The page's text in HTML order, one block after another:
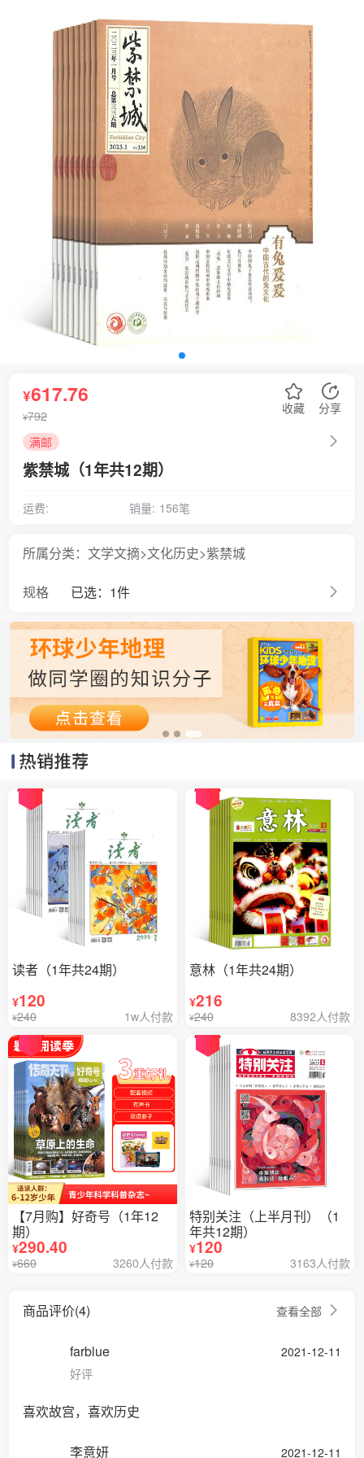
¥617.76
¥792 收藏 分享
满邮
紫禁城（1年共12期）
运费: 销量: 156笔
所属分类：文学文摘>文化历史>紫禁城
规格 已选：1件
读者（1年共24期）
¥120
¥240 1w人付款
意林（1年共24期）
¥216
¥240 8392人付款
【7月购】好奇号（1年12
期）
¥290.40
¥660 3260人付款
特别关注（上半月刊）（1
年共12期）
¥120
¥120 3163人付款
商品评价(4) 查看全部
farblue
好评
2021-12-11
喜欢故宫，喜欢历史
李意妍 2021-12-11